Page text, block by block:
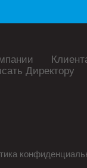
Директору